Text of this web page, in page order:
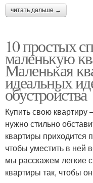
читать дальше →
10 простых
маленькую
Маленькая
идеальных
обустройства
Купить свою квартиру
нужно стильно
квартиры приходится
чтобы уместить в ней
мы расскажем легкие
квартиры так, чтобы